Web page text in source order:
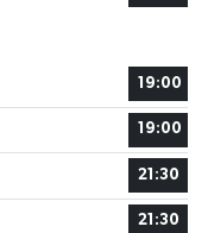
19:00
19:00
21:30
21:30